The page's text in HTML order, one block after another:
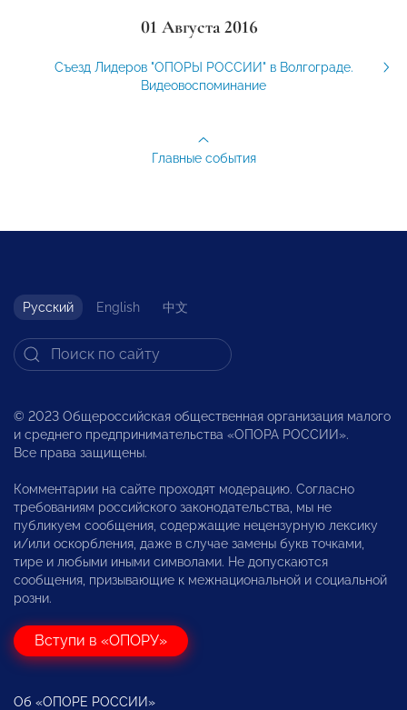
01 Августа 2016
Съезд Лидеров "ОПОРЫ РОССИИ" в Волгограде.
Видеовоспоминание
Главные события
Русский English 中文
© 2023 Общероссийская общественная организация малого
и среднего предпринимательства «ОПОРА РОССИИ».
Все права защищены.
Комментарии на сайте проходят модерацию. Согласно
требованиям российского законодательства, мы не
публикуем сообщения, содержащие нецензурную лексику
и/или оскорбления, даже в случае замены букв точками,
тире и любыми иными символами. Не допускаются
сообщения, призывающие к межнациональной и социальной
розни.
Вступи в «ОПОРУ»
Об «ОПОРЕ РОССИИ»